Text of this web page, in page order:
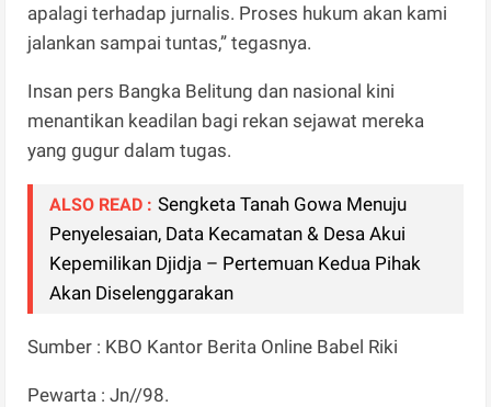
apalagi terhadap jurnalis. Proses hukum akan kami
jalankan sampai tuntas,” tegasnya.
Insan pers Bangka Belitung dan nasional kini
menantikan keadilan bagi rekan sejawat mereka
yang gugur dalam tugas.
ALSO READ : Sengketa Tanah Gowa Menuju
Penyelesaian, Data Kecamatan & Desa Akui
Kepemilikan Djidja – Pertemuan Kedua Pihak
Akan Diselenggarakan
Sumber : KBO Kantor Berita Online Babel Riki
Pewarta : Jn//98.